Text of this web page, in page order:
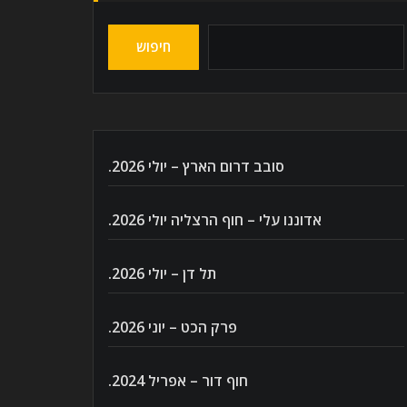
חיפוש
סובב דרום הארץ – יולי 2026.
אדוננו עלי – חוף הרצליה יולי 2026.
תל דן – יולי 2026.
פרק הכט – יוני 2026.
חוף דור – אפריל 2024.